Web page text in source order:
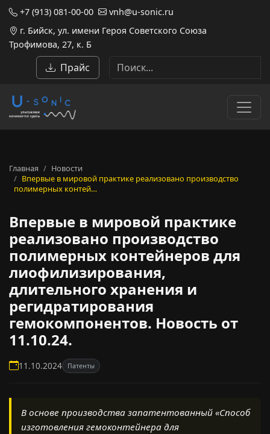
+7 (913) 081-00-00
vnh@u-sonic.ru
г. Бийск, ул. имени Героя Советского Союза
Трофимова, 27, к. Б
Прайс
Главная
Новости
Впервые в мировой практике реализовано производство
полимерных контей…
Впервые в мировой практике
реализовано производство
полимерных контейнеров для
лиофилизирования,
длительного хранения и
регидратирования
гемокомпонентов. Новость от
11.10.24.
11.10.2024 Патенты
В основе производства запатентованный «Способ
изготовления гемоконтейнера для